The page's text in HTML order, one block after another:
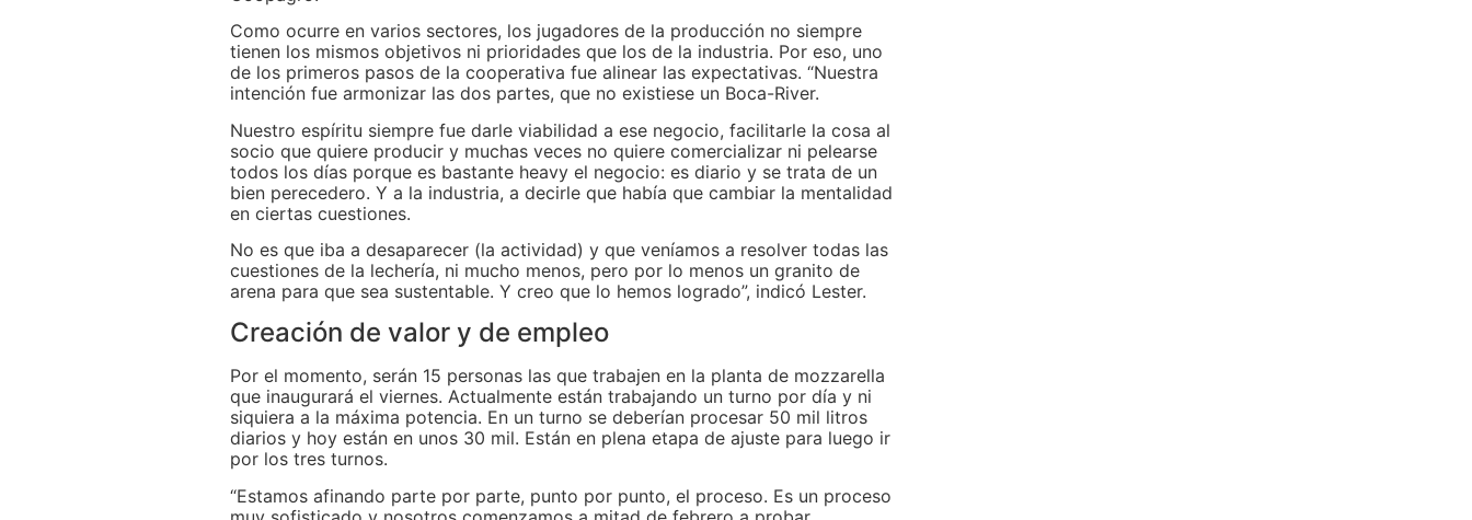
Como ocurre en varios sectores, los jugadores de la producción no siempre
tienen los mismos objetivos ni prioridades que los de la industria. Por eso, uno
de los primeros pasos de la cooperativa fue alinear las expectativas. “Nuestra
intención fue armonizar las dos partes, que no existiese un Boca-River.
Nuestro espíritu siempre fue darle viabilidad a ese negocio, facilitarle la cosa al
socio que quiere producir y muchas veces no quiere comercializar ni pelearse
todos los días porque es bastante heavy el negocio: es diario y se trata de un
bien perecedero. Y a la industria, a decirle que había que cambiar la mentalidad
en ciertas cuestiones.
No es que iba a desaparecer (la actividad) y que veníamos a resolver todas las
cuestiones de la lechería, ni mucho menos, pero por lo menos un granito de
arena para que sea sustentable. Y creo que lo hemos logrado”, indicó Lester.
Creación de valor y de empleo
Por el momento, serán 15 personas las que trabajen en la planta de mozzarella
que inaugurará el viernes. Actualmente están trabajando un turno por día y ni
siquiera a la máxima potencia. En un turno se deberían procesar 50 mil litros
diarios y hoy están en unos 30 mil. Están en plena etapa de ajuste para luego ir
por los tres turnos.
“Estamos afinando parte por parte, punto por punto, el proceso. Es un proceso